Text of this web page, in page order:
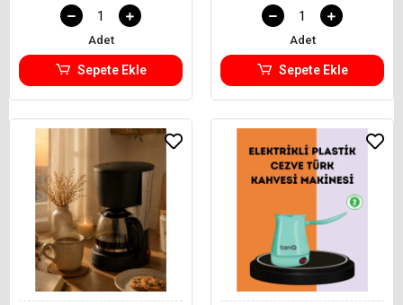
Adet
Sepete Ekle
Adet
Sepete Ekle